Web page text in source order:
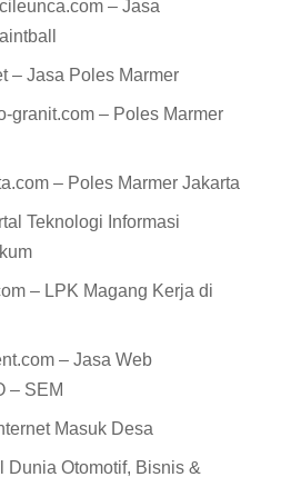
– Jasa
– Jasa Poles Marmer
granit.com – Poles Marmer
– Poles Marmer Jakarta
Teknologi Informasi
– LPK Magang Kerja di
– Jasa Web
– SEM
Masuk Desa
Dunia Otomotif, Bisnis &